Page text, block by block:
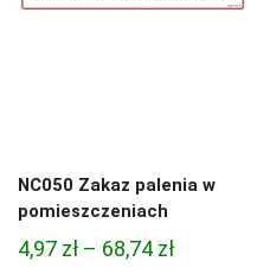
NC050 Zakaz palenia w
pomieszczeniach
4,97 zł – 68,74 złZakres